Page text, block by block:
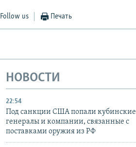
Follow us Печать
НОВОСТИ
22:54
Под санкции США попали кубинские
генералы и компании, связанные с
поставками оружия из РФ